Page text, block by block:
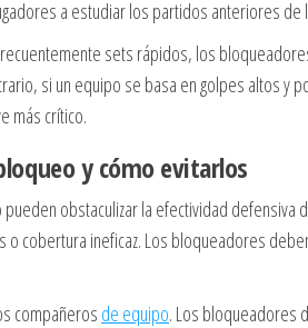
a estudiar los partidos anteriores
sets rápidos, los
si un equipo se basa en golpes altos y
más crítico.
y cómo evitarlos
obstaculizar la efectividad defensiva
cobertura ineficaz. Los bloqueadores
compañeros de equipo. Los bloqueadores